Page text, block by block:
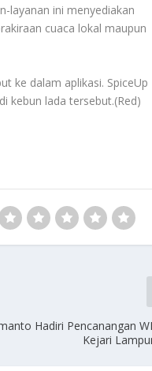
layanan ini menyediakan
cuaca lokal maupun
ke dalam aplikasi. SpiceUp
kebun lada tersebut.(Red)
Hadiri Pencanangan
Kejari